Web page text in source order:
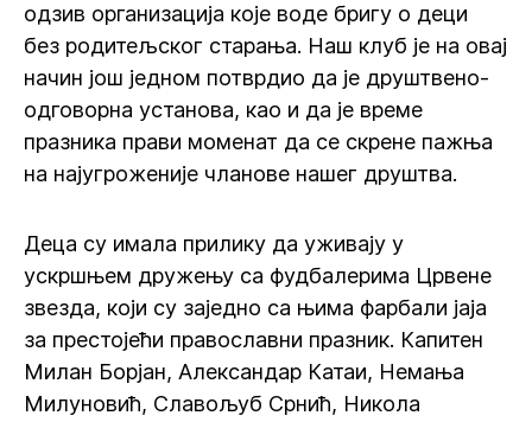
одзив организација које воде бригу о деци
без родитељског старања. Наш клуб је на овај
начин још једном потврдио да је друштвено-
одговорна установа, као и да је време
празника прави моменат да се скрене пажња
на најугроженије чланове нашег друштва.
Деца су имала прилику да уживају у
ускршњем дружењу са фудбалерима Црвене
звезда, који су заједно са њима фарбали јаја
за престојећи православни празник. Капитен
Милан Борјан, Александар Катаи, Немања
Милуновић, Славољуб Срнић, Никола